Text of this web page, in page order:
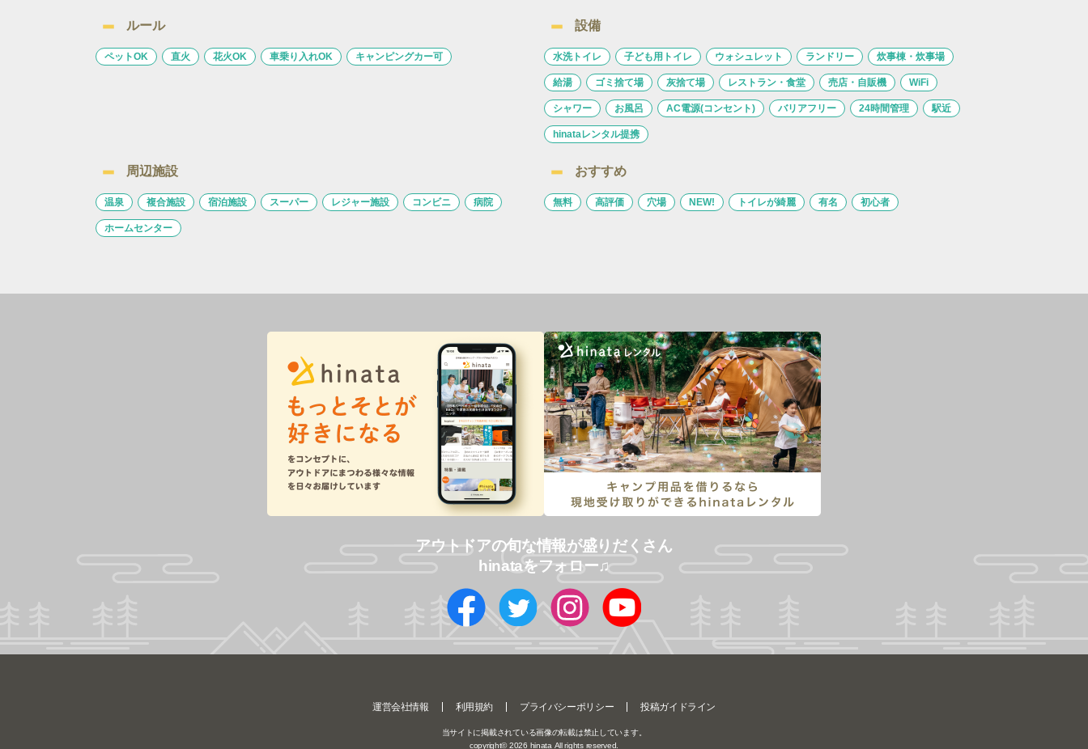
ルール
ペットOK 直火 花火OK 車乗り入れOK キャンピングカー可
設備
水洗トイレ 子ども用トイレ ウォシュレット ランドリー 炊事棟・炊事場
給湯 ゴミ捨て場 灰捨て場 レストラン・食堂 売店・自販機 WiFi
シャワー お風呂 AC電源(コンセント) バリアフリー 24時間管理 駅近
hinataレンタル提携
周辺施設
温泉 複合施設 宿泊施設 スーパー レジャー施設 コンビニ 病院
ホームセンター
おすすめ
無料 高評価 穴場 NEW! トイレが綺麗 有名 初心者
アウトドアの旬な情報が盛りだくさん
hinataをフォロー♫
運営会社情報 利用規約 プライバシーポリシー 投稿ガイドライン
当サイトに掲載されている画像の転載は禁止しています。
copyright©2026 hinata All rights reserved.